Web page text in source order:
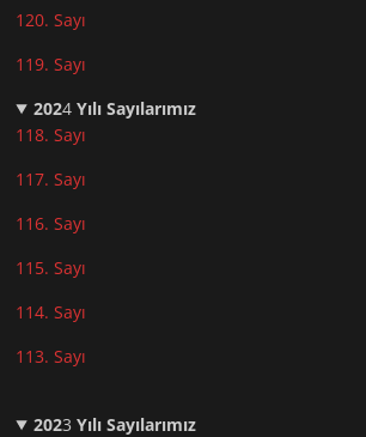
120. Sayı
119. Sayı
2024Yılı Sayılarımız
118. Sayı
117. Sayı
116. Sayı
115. Sayı
114. Sayı
113. Sayı
2023Yılı Sayılarımız